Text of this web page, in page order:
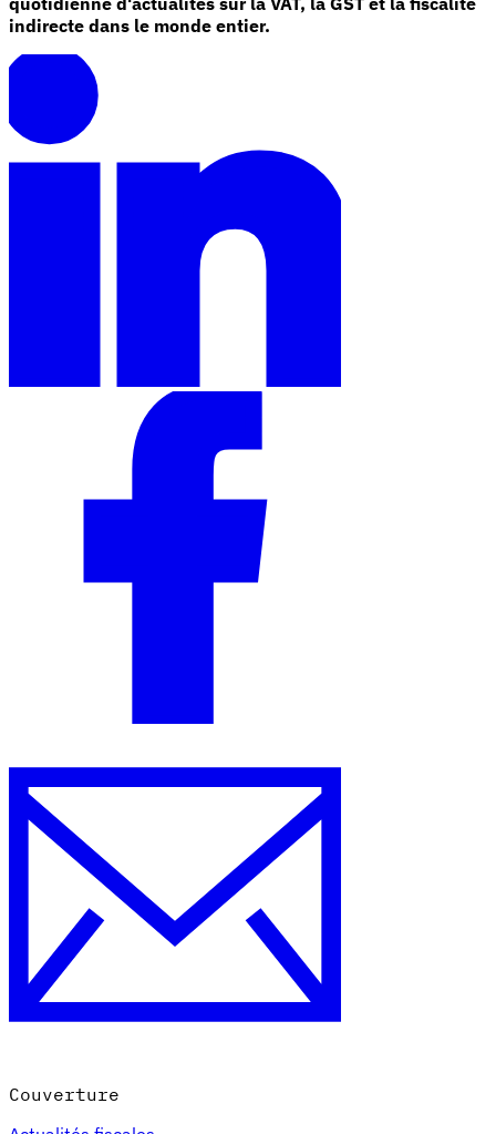
indirecte dans le monde entier.
Couverture